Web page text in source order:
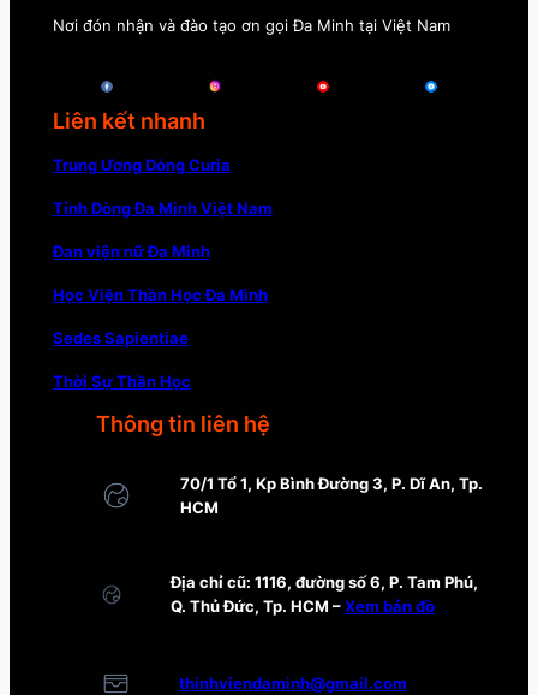
Nơi đón nhận và đào tạo ơn gọi Đa Minh tại Việt Nam
Liên kết nhanh
Trung Ương Dòng Curia
Tỉnh Dòng Đa Minh Việt Nam
Đan viện nữ Đa Minh
Học Viện Thần Học Đa Minh
Sedes Sapientiae
Thời Sự Thần Học
Thông tin liên hệ
70/1 Tổ 1, Kp Bình Đường 3, P. Dĩ An, Tp.
HCM
Địa chỉ cũ: 1116, đường số 6, P. Tam Phú,
Q. Thủ Đức, Tp. HCM –Xem bản đồ
thinhviendaminh@gmail.com